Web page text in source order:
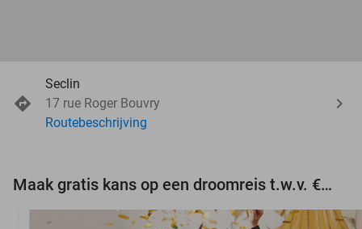
Seclin
17 rue Roger Bouvry
Routebeschrijving
Maak gratis kans op een droomreis t.w.v. €3.000!